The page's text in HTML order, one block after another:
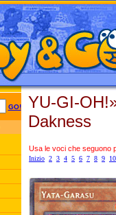
GO!
YU-GI-
Dakness
Usa le voci che seguono
Inizio 2 3 4 5 6 7 8 9 10